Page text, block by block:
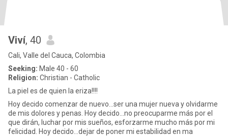
Viví, 40
Cali, Valle del Cauca, Colombia
Seeking: Male 40 - 60
Religion: Christian - Catholic
La piel es de quien la eriza!!!!
Hoy decido comenzar de nuevo...ser una mujer nueva y olvidarme
de mis dolores y penas. Hoy decido...no preocuparme más por el
que dirán, luchar por mis sueños, esforzarme mucho más por mi
felicidad. Hoy decido...dejar de poner mi estabilidad en ma